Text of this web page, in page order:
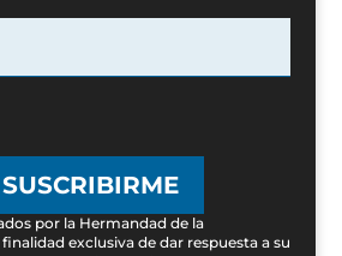
por la Hermandad de la
exclusiva de dar respuesta a su